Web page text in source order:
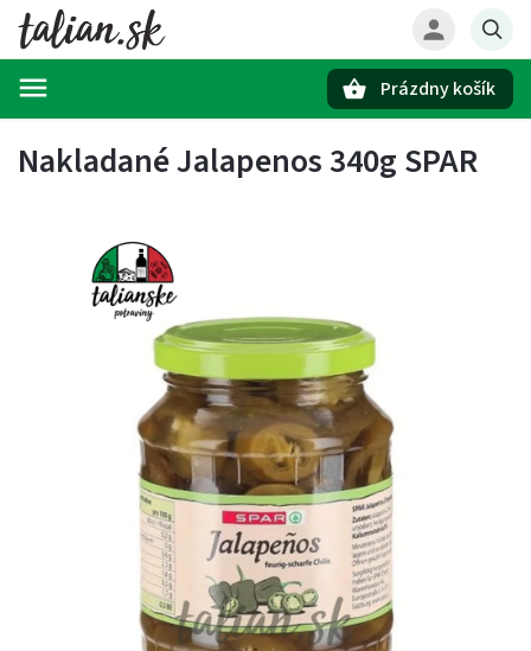
Prázdny košík
Nakladané Jalapenos 340g SPAR